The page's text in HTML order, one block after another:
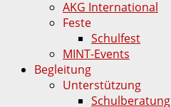
AKG International
Feste
Schulfest
MINT-Events
Begleitung
Unterstützung
Schulberatung